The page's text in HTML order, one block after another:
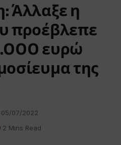
Άλλαξε η
προέβλεπε
ευρώ
της
05/07/2022
2 Mins Read